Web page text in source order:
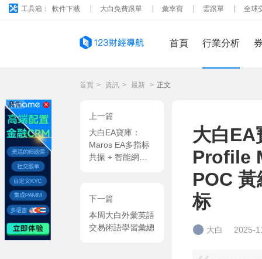
工具箱： 軟件下載 大白免費跟單 彙率寶 雲跟單 全球
首頁 行業分析
首頁 > 資訊 > 最新 > 正文
上一篇
大白EA寶庫：
Maros EA多指标
共振 + 智能網
貨币對 MT4 EA
下一篇
本周大白外彙英語
交易術語學習彙總
大白EA
Profile
POC
标
大白 2025-
廣告